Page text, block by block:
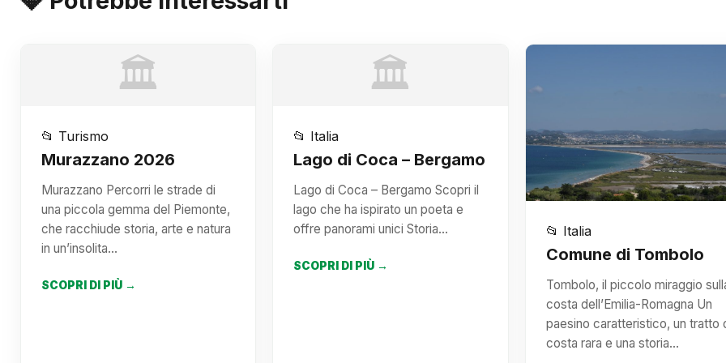
🏛️
📂 Turismo
Murazzano 2026
Murazzano Percorri le strade di
una piccola gemma del Piemonte,
che racchiude storia, arte e natura
in un’insolita…
SCOPRI DI PIÙ →
🏛️
📂 Italia
Lago di Coca – Bergamo
Lago di Coca – Bergamo Scopri il
lago che ha ispirato un poeta e
offre panorami unici Storia…
SCOPRI DI PIÙ →
📂 Italia
Comune di Tombolo
Tombolo, il piccolo miraggio
costa dell’Emilia-Romagna Un
paesino caratteristico, un tratto
costa rara e una storia…